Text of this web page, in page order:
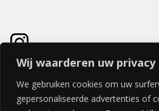
Wij waarderen uw privacy
We gebruiken cookies om uw
gepersonaliseerde advertenties of
FRASSINO DEUR 40x200cm – LINKS HANGEND
395,67